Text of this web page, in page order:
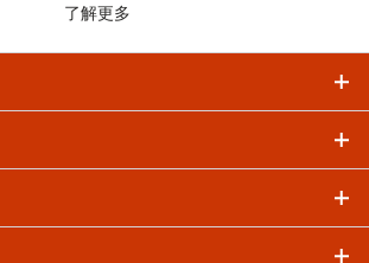
了解更多